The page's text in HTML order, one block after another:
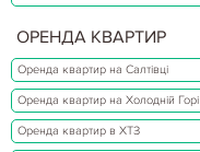
ОРЕНДА КВАРТИР
Оренда квартир на Салтівці
Оренда квартир на Холодній Горі
Оренда квартир в ХТЗ